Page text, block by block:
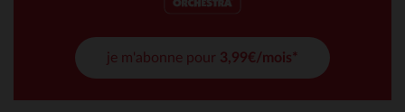
je m'abonne pour 3,99€/mois*